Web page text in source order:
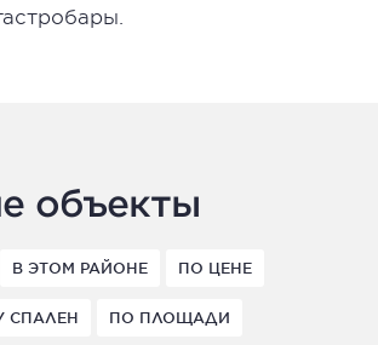
объекты
В ЭТОМ РАЙОНЕ ПО ЦЕНЕ
СПАЛЕН ПО ПЛОЩАДИ